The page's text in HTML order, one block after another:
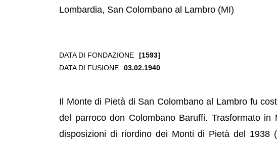
Lombardia, San Colombano al Lambro (MI)
DATA DI FONDAZIONE
[1593]
DATA DI FUSIONE
03.02.1940
Il Monte di Pietà di San Colombano al Lambro fu
del parroco don Colombano Baruffi. Trasformato
disposizioni di riordino dei Monti di Pietà del 1938